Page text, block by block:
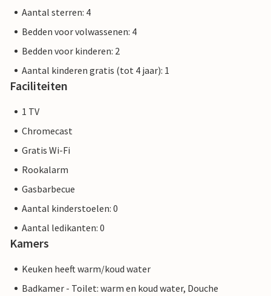
Aantal sterren: 4
Bedden voor volwassenen: 4
Bedden voor kinderen: 2
Aantal kinderen gratis (tot 4 jaar): 1
Faciliteiten
1 TV
Chromecast
Gratis Wi-Fi
Rookalarm
Gasbarbecue
Aantal kinderstoelen: 0
Aantal ledikanten: 0
Kamers
Keuken heeft warm/koud water
Badkamer - Toilet: warm en koud water, Douche